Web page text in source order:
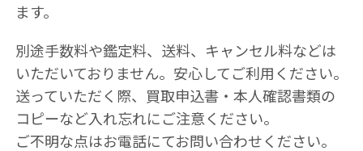
ます。
別途手数料や鑑定料、送料、キャンセル料などは
いただいておりません。安心してご利用ください。
送っていただく際、買取申込書・本人確認書類の
コピーなど入れ忘れにご注意ください。
ご不明な点はお電話にてお問い合わせください。